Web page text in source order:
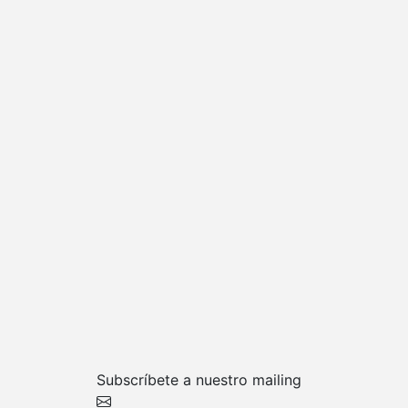
Subscríbete a nuestro mailing